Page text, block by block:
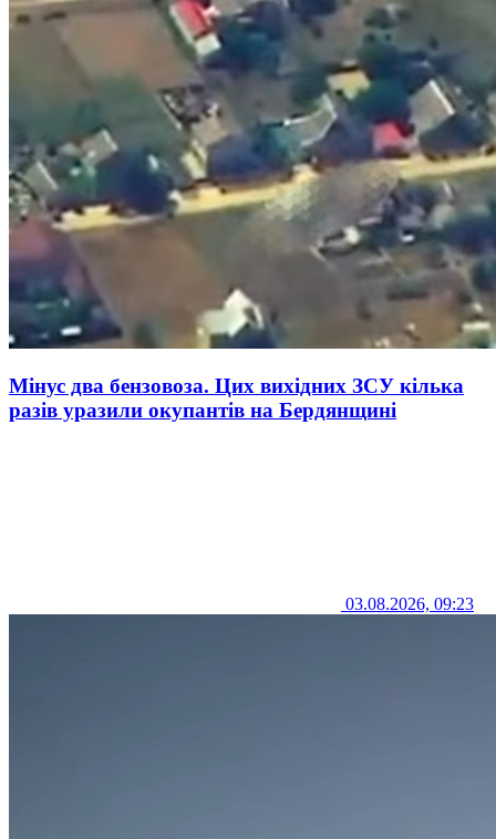
Мінус два бензовоза. Цих вихідних ЗСУ кілька
разів уразили окупантів на Бердянщині
03.08.2026, 09:23